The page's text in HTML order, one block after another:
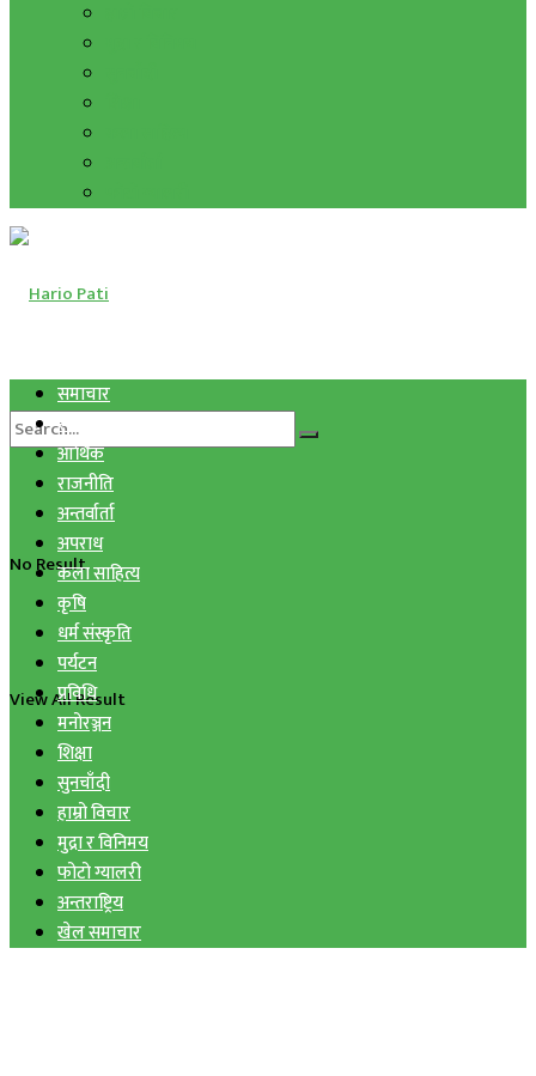
No Result
View All Result
समाचार
स्वास्थ्य
आर्थिक
राजनीति
अन्तर्वार्ता
अपराध
कला साहित्य
कृषि
धर्म संस्कृति
पर्यटन
प्रविधि
मनोरञ्जन
शिक्षा
सुनचाँदी
हाम्रो विचार
मुद्रा र विनिमय
फोटो ग्यालरी
अन्तराष्ट्रिय
खेल समाचार